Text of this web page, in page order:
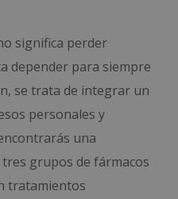
significa perder
depender para siempre
se trata de integrar un
personales y
una
grupos de fármacos
tratamientos